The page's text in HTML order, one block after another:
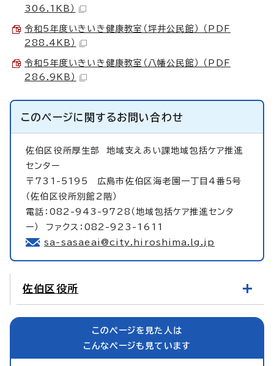
306.1KB）
令和5年度いきいき健康教室（坪井公民館） （PDF
288.4KB）
令和5年度いきいき健康教室（八幡公民館） （PDF
286.9KB）
このページに関するお問い合わせ
佐伯区役所厚生部 地域支えあい課地域包括ケア推進
センター
〒731-5195 広島市佐伯区海老園一丁目4番5号
（佐伯区役所別館2階）
電話：082-943-9728（地域包括ケア推進センタ
ー） ファクス：082-923-1611
sa-sasaeai@city.hiroshima.lg.jp
佐伯区役所
このページを見た人は
こんなページも見ています